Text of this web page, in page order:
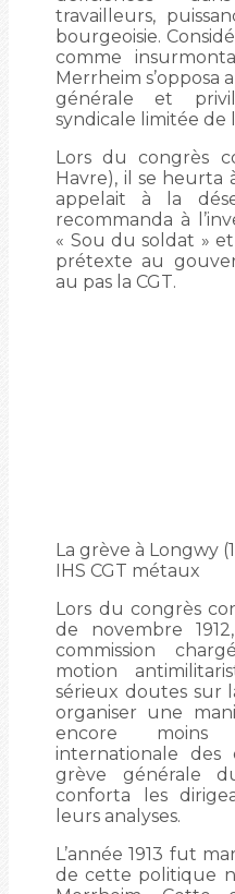
travailleurs,
bourgeoisie.
comme
Merrheim s’opposa
générale et
syndicale limitée de
Lors du congrès
Havre), il se heurta
appelait à la
recommanda à
« Sou du soldat »
prétexte au
au pas la CGT.
La grève à Longwy
IHS CGT métaux
Lors du congrès
de novembre
commission
motion
sérieux doutes sur
organiser une
encore moins
internationale des
grève générale
conforta les
leurs analyses.
L’année 1913 fut
de cette politique